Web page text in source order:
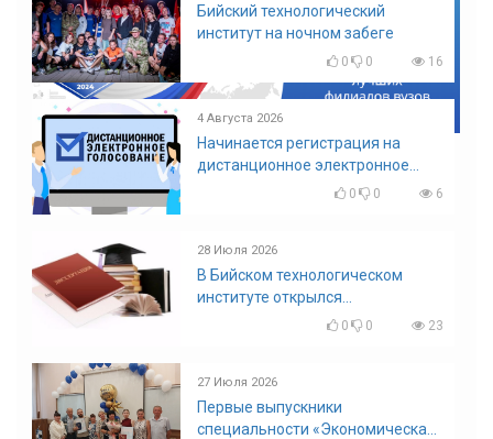
Бийский технологический
институт на ночном забеге
0 0 16
4 Августа 2026
Начинается регистрация на
дистанционное электронное
голосование на выборы!
0 0 6
28 Июля 2026
В Бийском технологическом
институте открылся
диссертационный совет!
0 0 23
27 Июля 2026
Первые выпускники
специальности «Экономическая